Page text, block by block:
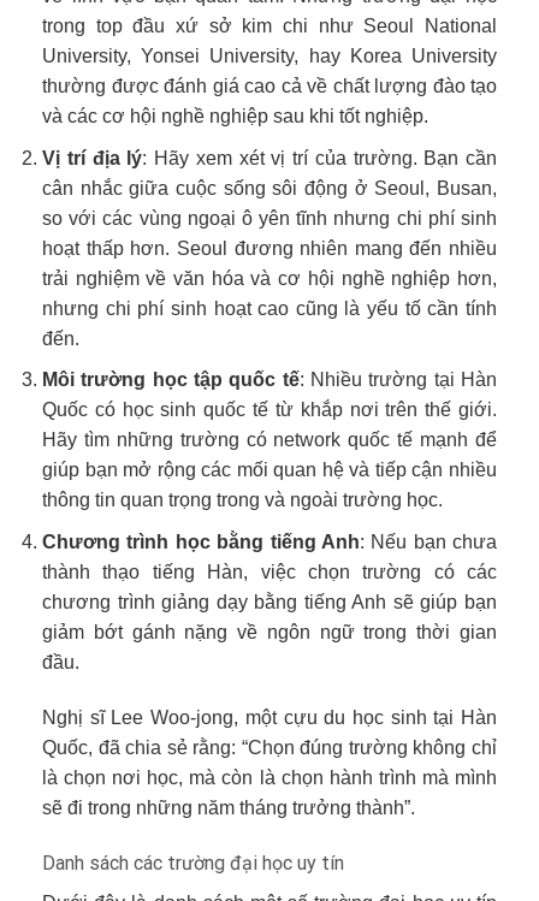
trong top đầu xứ sở kim chi như Seoul National
University, Yonsei University, hay Korea University
thường được đánh giá cao cả về chất lượng đào tạo
và các cơ hội nghề nghiệp sau khi tốt nghiệp.
Vị trí địa lý: Hãy xem xét vị trí của trường. Bạn cần
cân nhắc giữa cuộc sống sôi động ở Seoul, Busan,
so với các vùng ngoại ô yên tĩnh nhưng chi phí sinh
hoạt thấp hơn. Seoul đương nhiên mang đến nhiều
trải nghiệm về văn hóa và cơ hội nghề nghiệp hơn,
nhưng chi phí sinh hoạt cao cũng là yếu tố cần tính
đến.
Môi trường học tập quốc tế: Nhiều trường tại Hàn
Quốc có học sinh quốc tế từ khắp nơi trên thế giới.
Hãy tìm những trường có network quốc tế mạnh để
giúp bạn mở rộng các mối quan hệ và tiếp cận nhiều
thông tin quan trọng trong và ngoài trường học.
Chương trình học bằng tiếng Anh: Nếu bạn chưa
thành thạo tiếng Hàn, việc chọn trường có các
chương trình giảng dạy bằng tiếng Anh sẽ giúp bạn
giảm bớt gánh nặng về ngôn ngữ trong thời gian
đầu.
Nghị sĩ Lee Woo-jong, một cựu du học sinh tại Hàn
Quốc, đã chia sẻ rằng: “Chọn đúng trường không chỉ
là chọn nơi học, mà còn là chọn hành trình mà mình
sẽ đi trong những năm tháng trưởng thành”.
Danh sách các trường đại học uy tín